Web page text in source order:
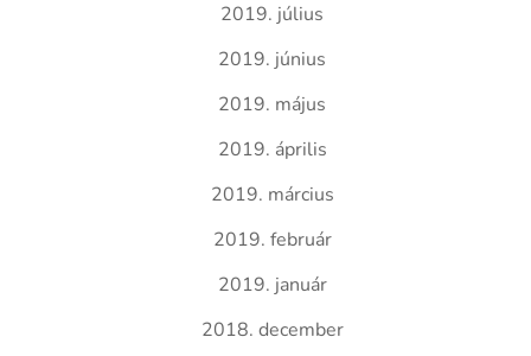
2019. július
2019. június
2019. május
2019. április
2019. március
2019. február
2019. január
2018. december